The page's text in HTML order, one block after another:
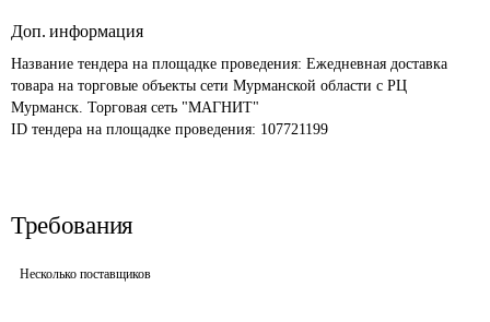
Доп. информация
Название тендера на площадке проведения: Ежедневная доставка
товара на торговые объекты сети Мурманской области с РЦ
Мурманск. Торговая сеть "МАГНИТ"
ID тендера на площадке проведения: 107721199
Требования
Несколько поставщиков